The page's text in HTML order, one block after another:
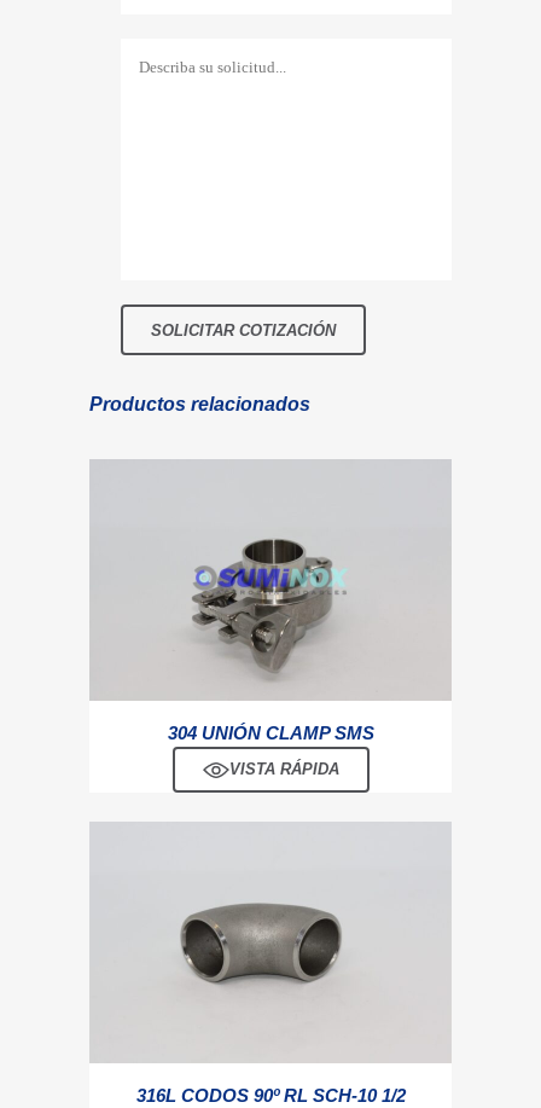
Productos relacionados
304 UNIÓN CLAMP SMS
VISTA RÁPIDA
316L CODOS 90º RL SCH-10 1/2